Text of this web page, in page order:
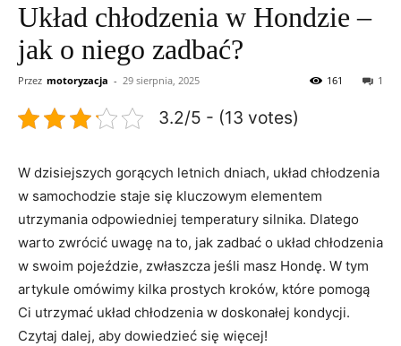
Układ chłodzenia w Hondzie –
jak o niego zadbać?
Przez motoryzacja - 29 sierpnia, 2025 1
161
3.2/5 - (13 votes)
W dzisiejszych gorących letnich dniach, ​układ chłodzenia
w samochodzie staje się kluczowym elementem
utrzymania odpowiedniej temperatury silnika. Dlatego
warto zwrócić uwagę ‌na to, jak zadbać o⁤ układ ‍chłodzenia
w ‌swoim ‍pojeździe, zwłaszcza jeśli masz ⁣Hondę. W tym
artykule omówimy kilka⁢ prostych kroków,⁤ które pomogą
Ci⁢ utrzymać układ chłodzenia‍ w doskonałej kondycji.
Czytaj dalej, ⁣aby dowiedzieć się więcej!